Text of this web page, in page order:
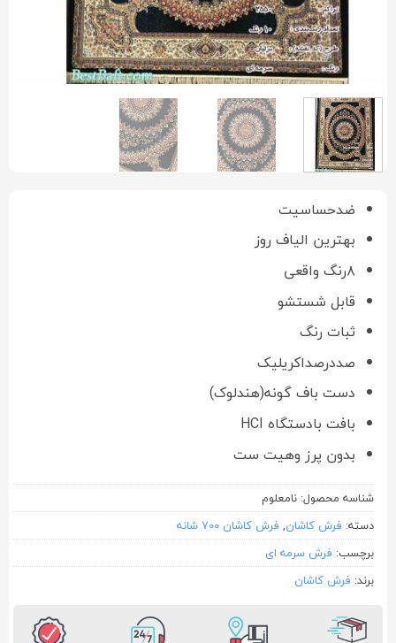
ضدحساسیت
بهترین الیاف روز
۸رنگ واقعی
قابل شستشو
ثبات رنگ
صددرصداکریلیک
دست باف گونه(هندلوک)
بافت بادستگاه HCI
بدون پرز وهیت ست
شناسه محصول: نامعلوم
دسته: فرش کاشان, فرش کاشان 700 شانه
برچسب: فرش سرمه ای
برند: فرش کاشان